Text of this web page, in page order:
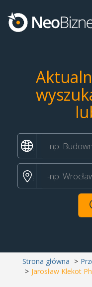
Strona główna
Jarosław Klekot